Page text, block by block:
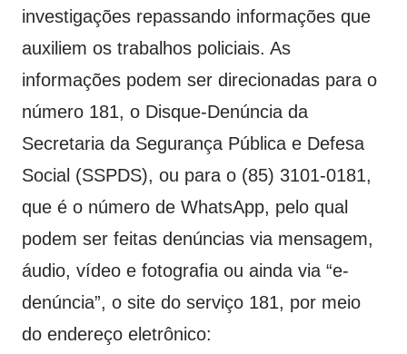
investigações repassando informações que
auxiliem os trabalhos policiais. As
informações podem ser direcionadas para o
número 181, o Disque-Denúncia da
Secretaria da Segurança Pública e Defesa
Social (SSPDS), ou para o (85) 3101-0181,
que é o número de WhatsApp, pelo qual
podem ser feitas denúncias via mensagem,
áudio, vídeo e fotografia ou ainda via “e-
denúncia”, o site do serviço 181, por meio
do endereço eletrônico: